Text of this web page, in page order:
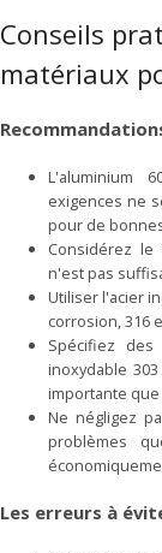
Conseils
matériaux
L'aluminium
exigences ne
pour de
Considérez le
n'est pas
Utiliser l'acier
corrosion, 316
Spécifiez des
inoxydable
importante
Ne négligez
problèmes
Les erreurs à